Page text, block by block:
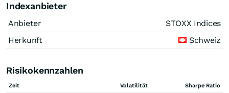
Indexanbieter
Anbieter
STOXX Indices
Herkunft
Schweiz
Risikokennzahlen
Zeit Volatilität Sharpe Ratio